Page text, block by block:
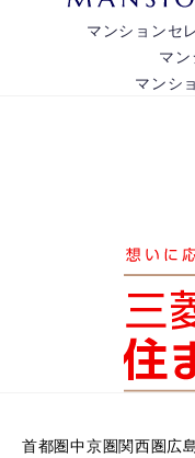
マンションセ
マン
マンシ
首都圏中京圏関西圏広